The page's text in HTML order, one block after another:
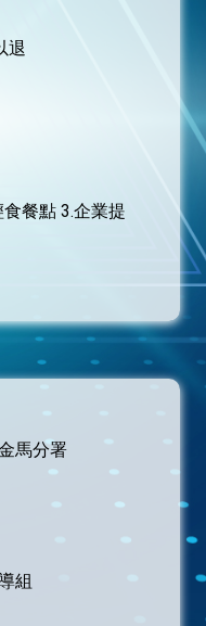
退
餐點 3.企業提
馬分署
組